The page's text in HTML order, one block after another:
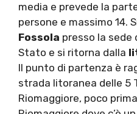
media e prevede la
persone e massimo 14.
Fossola presso la sede
Stato e si ritorna dalla
Il punto di partenza è
strada litoranea delle 5
Riomaggiore, poco